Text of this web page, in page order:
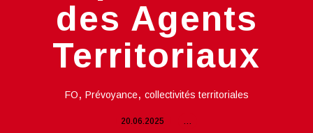
des Agents
Territoriaux
FO, Prévoyance, collectivités territoriales
20.06.2025 …